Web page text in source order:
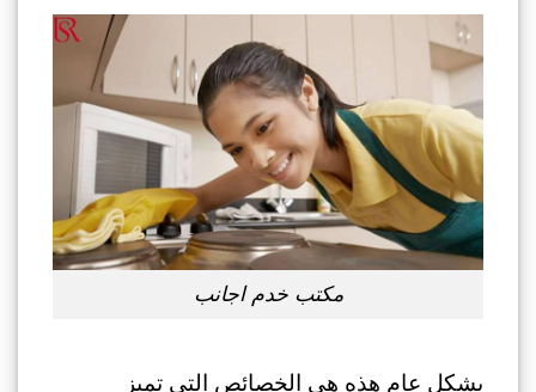
مكتب خدم اجانب
بشكل عام هذه هي الخصائص التي تميز